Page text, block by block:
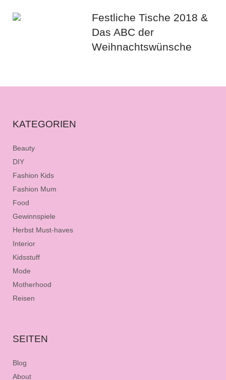
Festliche Tische 2018 &
Das ABC der
Weihnachtswünsche
KATEGORIEN
Beauty
DIY
Fashion Kids
Fashion Mum
Food
Gewinnspiele
Herbst Must-haves
Interior
Kidsstuff
Mode
Motherhood
Reisen
SEITEN
Blog
About